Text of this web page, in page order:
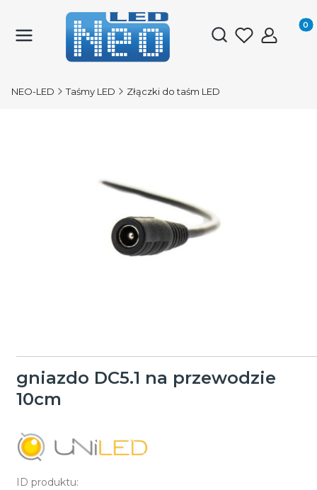
Otwórz
NEO-LED Taśmy LED Złączki do taśm LED
gniazdo DC5.1 na przewodzie
10cm
ID produktu: